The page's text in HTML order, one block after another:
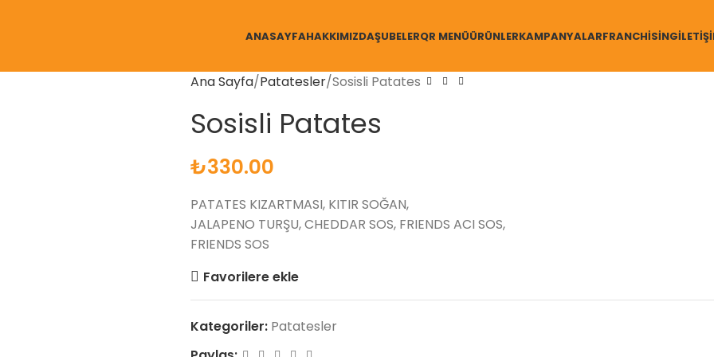
ANASAYFAHAKKIMIZDAŞUBELERQR MENÜÜRÜNLERKAMPANYALARFRANCHISING
Ana Sayfa Patatesler Sosisli Patates
Sosisli Patates
₺330.00
PATATES KIZARTMASI, KITIR SOĞAN,
JALAPENO TURŞU, CHEDDAR SOS, FRIENDS ACI SOS,
FRIENDS SOS
Favorilere ekle
Kategoriler: Patatesler